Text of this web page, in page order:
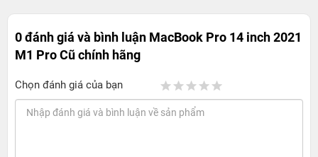
cho phép người dùng dễ dàng mang theo bất cứ nơi nào
mà không chiếm quá nhiều diện tích.
0 đánh giá và bình luận MacBook Pro 14 inch 2021
M1 Pro Cũ chính hãng
Chọn đánh giá của bạn